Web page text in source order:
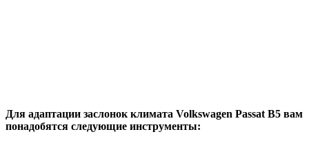
Для адаптации заслонок климата Volkswagen Passat B5 вам
понадобятся следующие инструменты: